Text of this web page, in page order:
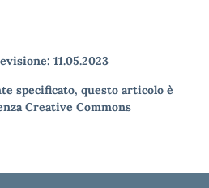
11.05.2023
specificato, questo articolo è
Creative Commons